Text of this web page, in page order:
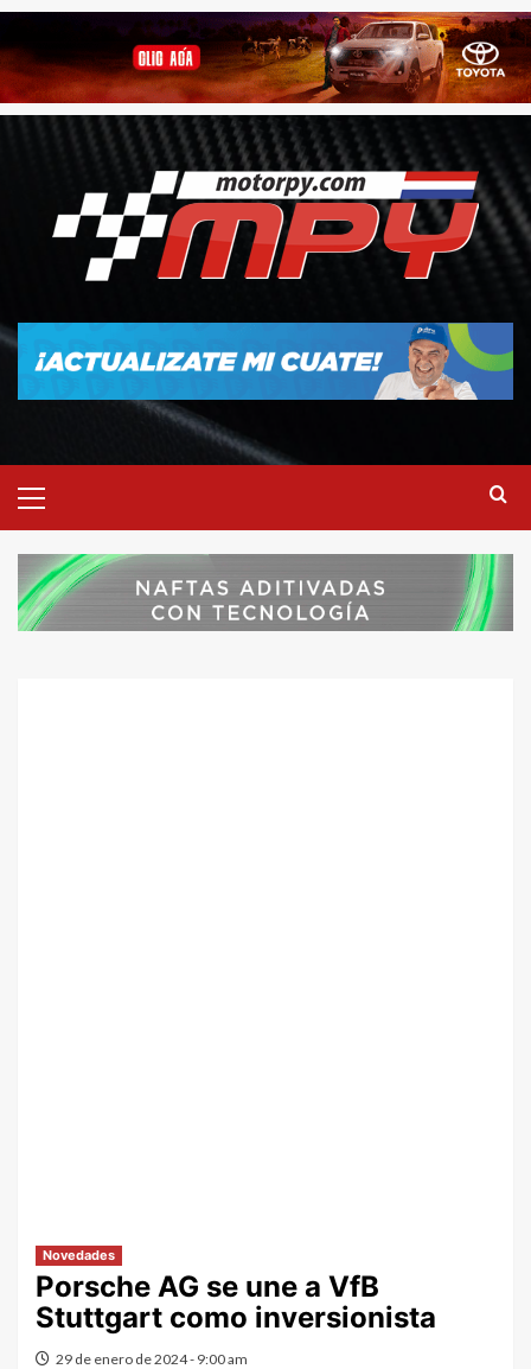
Novedades
Porsche AG se une a VfB
Stuttgart como inversionista
29 de enero de 2024 - 9:00 am